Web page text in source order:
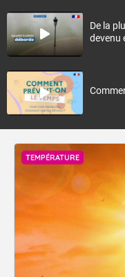
De la
devenu
TEMPÉRATURE